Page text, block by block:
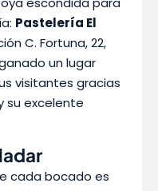
Pastelería El
C. Fortuna, 22,
un lugar
visitantes gracias
su excelente
cada bocado es